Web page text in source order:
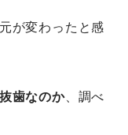
が変わったと感
歯なのか、調べ